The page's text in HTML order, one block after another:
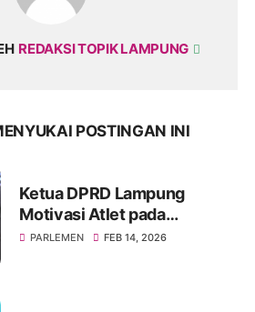
REDAKSI TOPIK LAMPUNG
POSTINGAN INI
Ketua DPRD Lampung
Motivasi Atlet pada
Kejuaraan Tinju Polresta
PARLEMEN FEB 14, 2026